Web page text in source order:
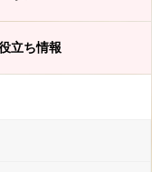
立ち情報